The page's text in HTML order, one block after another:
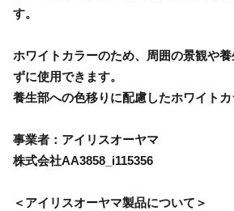
す。
ホワイトカラーのため、周囲の景観や
ずに使用できます。
養生部への色移りに配慮したホワイトカ
事業者：アイリスオーヤマ
株式会社AA3858_i115356
＜アイリスオーヤマ製品について＞